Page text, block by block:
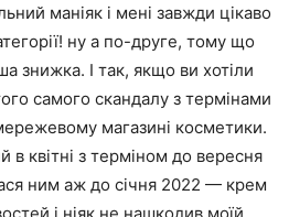
маніяк і мені завжди цікаво
ну а по-друге, тому що
знижка. І так, якщо ви хотіли
самого скандалу з термінами
магазині косметики.
в квітні з терміном до вересня
ним аж до січня 2022 — крем
і ніяк не нашкодив моїй